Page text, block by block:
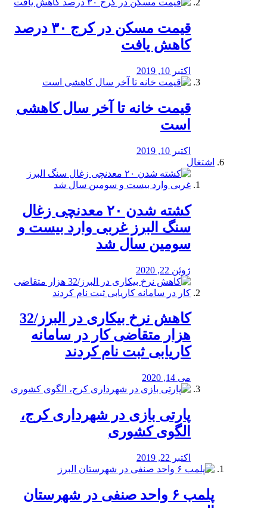
️قیمت مسکن در کرج ۳۰ درصد
کاهش یافت
اکتبر 10, 2019
قیمت خانه تا آخر سال کاهشی
است
اکتبر 10, 2019
اشتغال
کشته شدن ۲۰ معدنچی زغال
سنگ البرز غربی وارد بیست و
سومین سال شد
ژوئن 22, 2020
کاهش نرخ بیکاری در البرز/32
هزار متقاضی کار در سامانه
کاریابی ثبت نام کردند
می 14, 2020
پارتی بازی در شهرداری کرج،
الگوی کشوری
اکتبر 22, 2019
پلمب ۶ واحد صنفی در شهرستان